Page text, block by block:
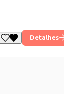
Detalhes